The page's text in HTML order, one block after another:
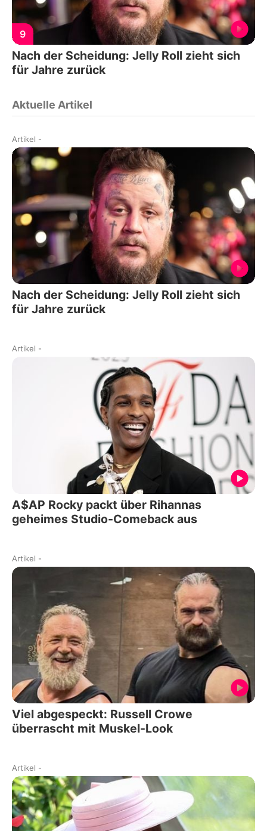
9
Nach der Scheidung: Jelly Roll zieht sich
für Jahre zurück
Aktuelle Artikel
Artikel -
Nach der Scheidung: Jelly Roll zieht sich
für Jahre zurück
Artikel -
A$AP Rocky packt über Rihannas
geheimes Studio-Comeback aus
Artikel -
Viel abgespeckt: Russell Crowe
überrascht mit Muskel-Look
Artikel -